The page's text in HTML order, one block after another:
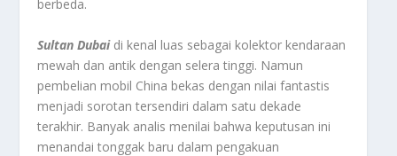
berbeda.
Sultan Dubaidi kenal luas sebagai kolektor kendaraan
mewah dan antik dengan selera tinggi. Namun
pembelian mobil China bekas dengan nilai fantastis
menjadi sorotan tersendiri dalam satu dekade
terakhir. Banyak analis menilai bahwa keputusan ini
menandai tonggak baru dalam pengakuan